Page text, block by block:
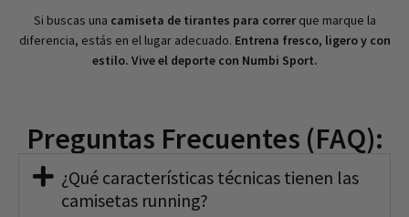
Si buscas una camiseta de tirantes para correrque marque la
diferencia, estás en el lugar adecuado. Entrena fresco, ligero y con
estilo. Vive el deporte con Numbi Sport.
Preguntas Frecuentes (FAQ):
¿Qué características técnicas tienen las
camisetas running?